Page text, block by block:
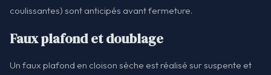
coulissantes) sont anticipés avant fermeture.
Faux plafond et doublage
Un faux plafond en cloison sèche est réalisé sur suspente et